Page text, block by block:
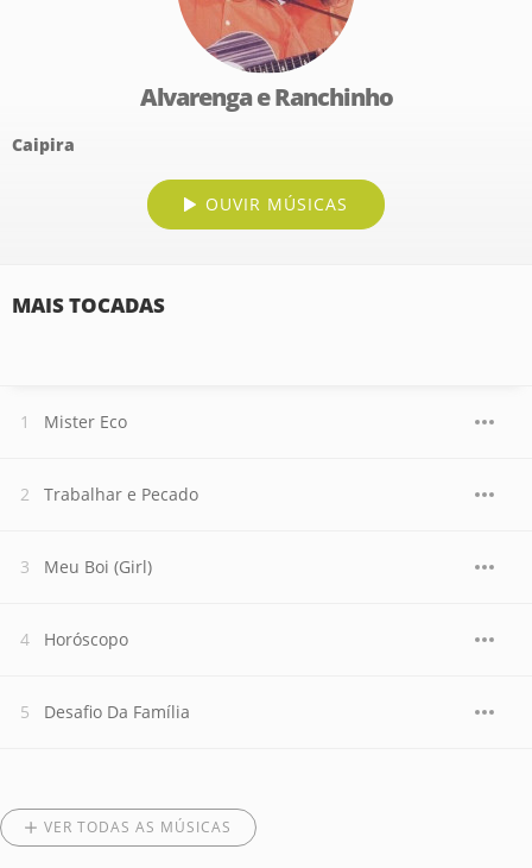
Alvarenga e Ranchinho
Caipira
OUVIR MÚSICAS
MAIS TOCADAS
Mister Eco
Trabalhar e Pecado
Meu Boi (Girl)
Horóscopo
Desafio Da Família
VER TODAS AS MÚSICAS